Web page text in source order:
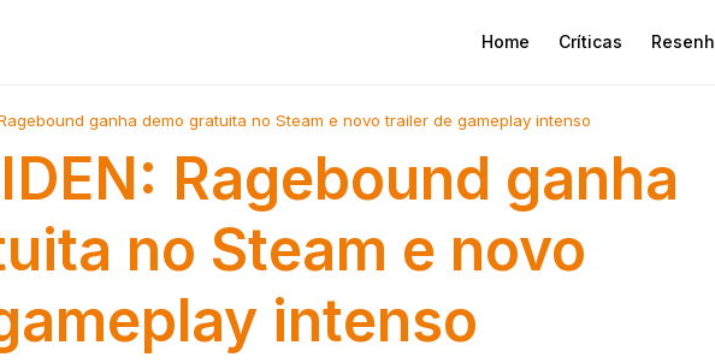
Home Críticas
Ragebound ganha demo gratuita no Steam e novo trailer de gameplay intenso
Ragebound ganha
no Steam e novo
intenso